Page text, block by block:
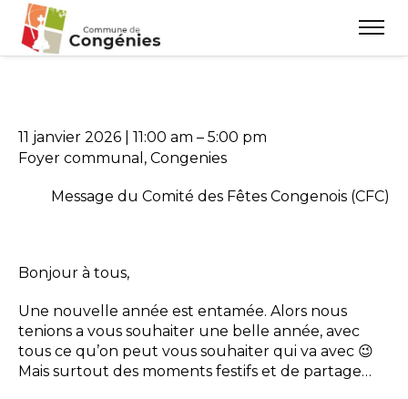
11 janvier 2026 11:00 am – 5:00 pm
Foyer communal, Congenies
Message du Comité des Fêtes Congenois (CFC)
Bonjour à tous,
Une nouvelle année est entamée. Alors nous
tenions a vous souhaiter une belle année, avec
tous ce qu’on peut vous souhaiter qui va avec 😉
Mais surtout des moments festifs et de partage…